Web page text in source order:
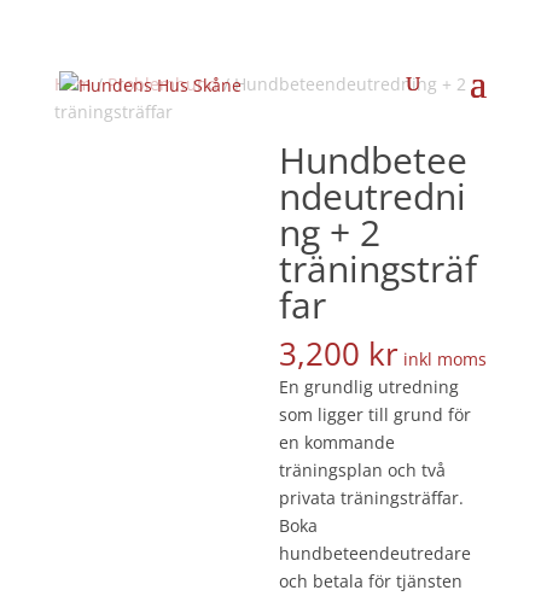
Hem/Problemhund/ Hundbeteendeutredning + 2
träningsträffar
Hundbetee
ndeutredni
ng + 2
träningsträf
far
3,200 kr inkl moms
En grundlig utredning
som ligger till grund för
en kommande
träningsplan och två
privata träningsträffar.
Boka
hundbeteendeutredare
och betala för tjänsten